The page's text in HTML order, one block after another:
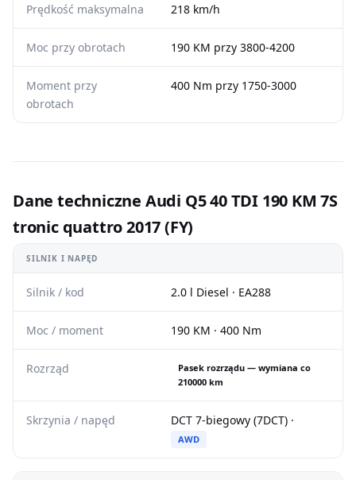
Prędkość maksymalna 218 km/h
Moc przy obrotach 190 KM przy 3800-4200
Moment przy
obrotach
400 Nm przy 1750-3000
Dane techniczne Audi Q5 40 TDI 190 KM 7S
tronic quattro 2017 (FY)
SILNIK I NAPĘD
Silnik / kod 2.0 l Diesel · EA288
Moc / moment 190 KM · 400 Nm
Rozrząd
Pasek rozrządu — wymiana co
210000 km
Skrzynia / napęd DCT 7-biegowy (7DCT) ·
AWD